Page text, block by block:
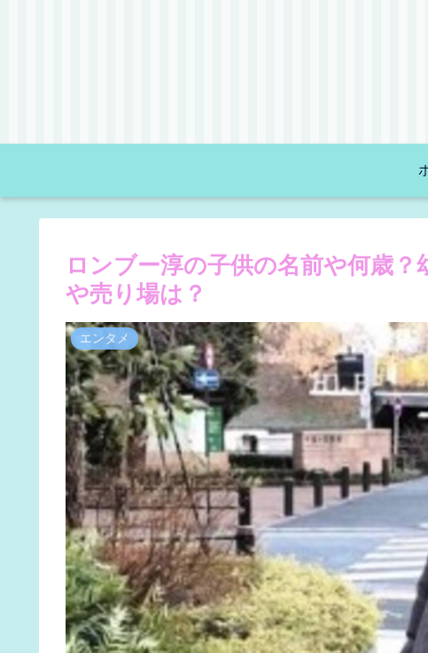
ロンブー淳の子供の名前や何歳
や売り場は？
エンタメ